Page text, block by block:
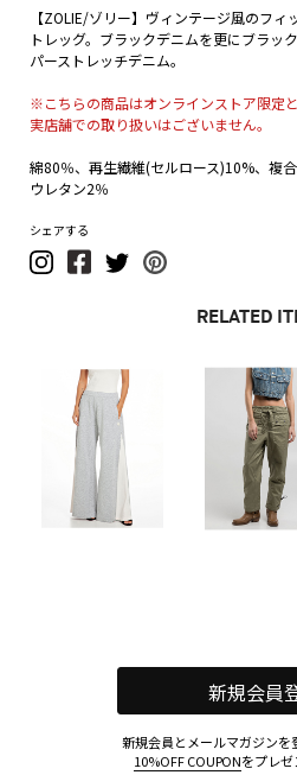
【ZOLIE/ゾリー】ヴィンテージ風のフ
トレッグ。ブラックデニムを更にブラッ
パーストレッチデニム。
※こちらの商品はオンラインストア限定
実店舗での取り扱いはございません。
綿80％、再生繊維(セルロース)10%、複
ウレタン2％
シェアする
RELATED
新規会員
新規会員とメールマガジンを
10%OFF COUPONをプレゼ